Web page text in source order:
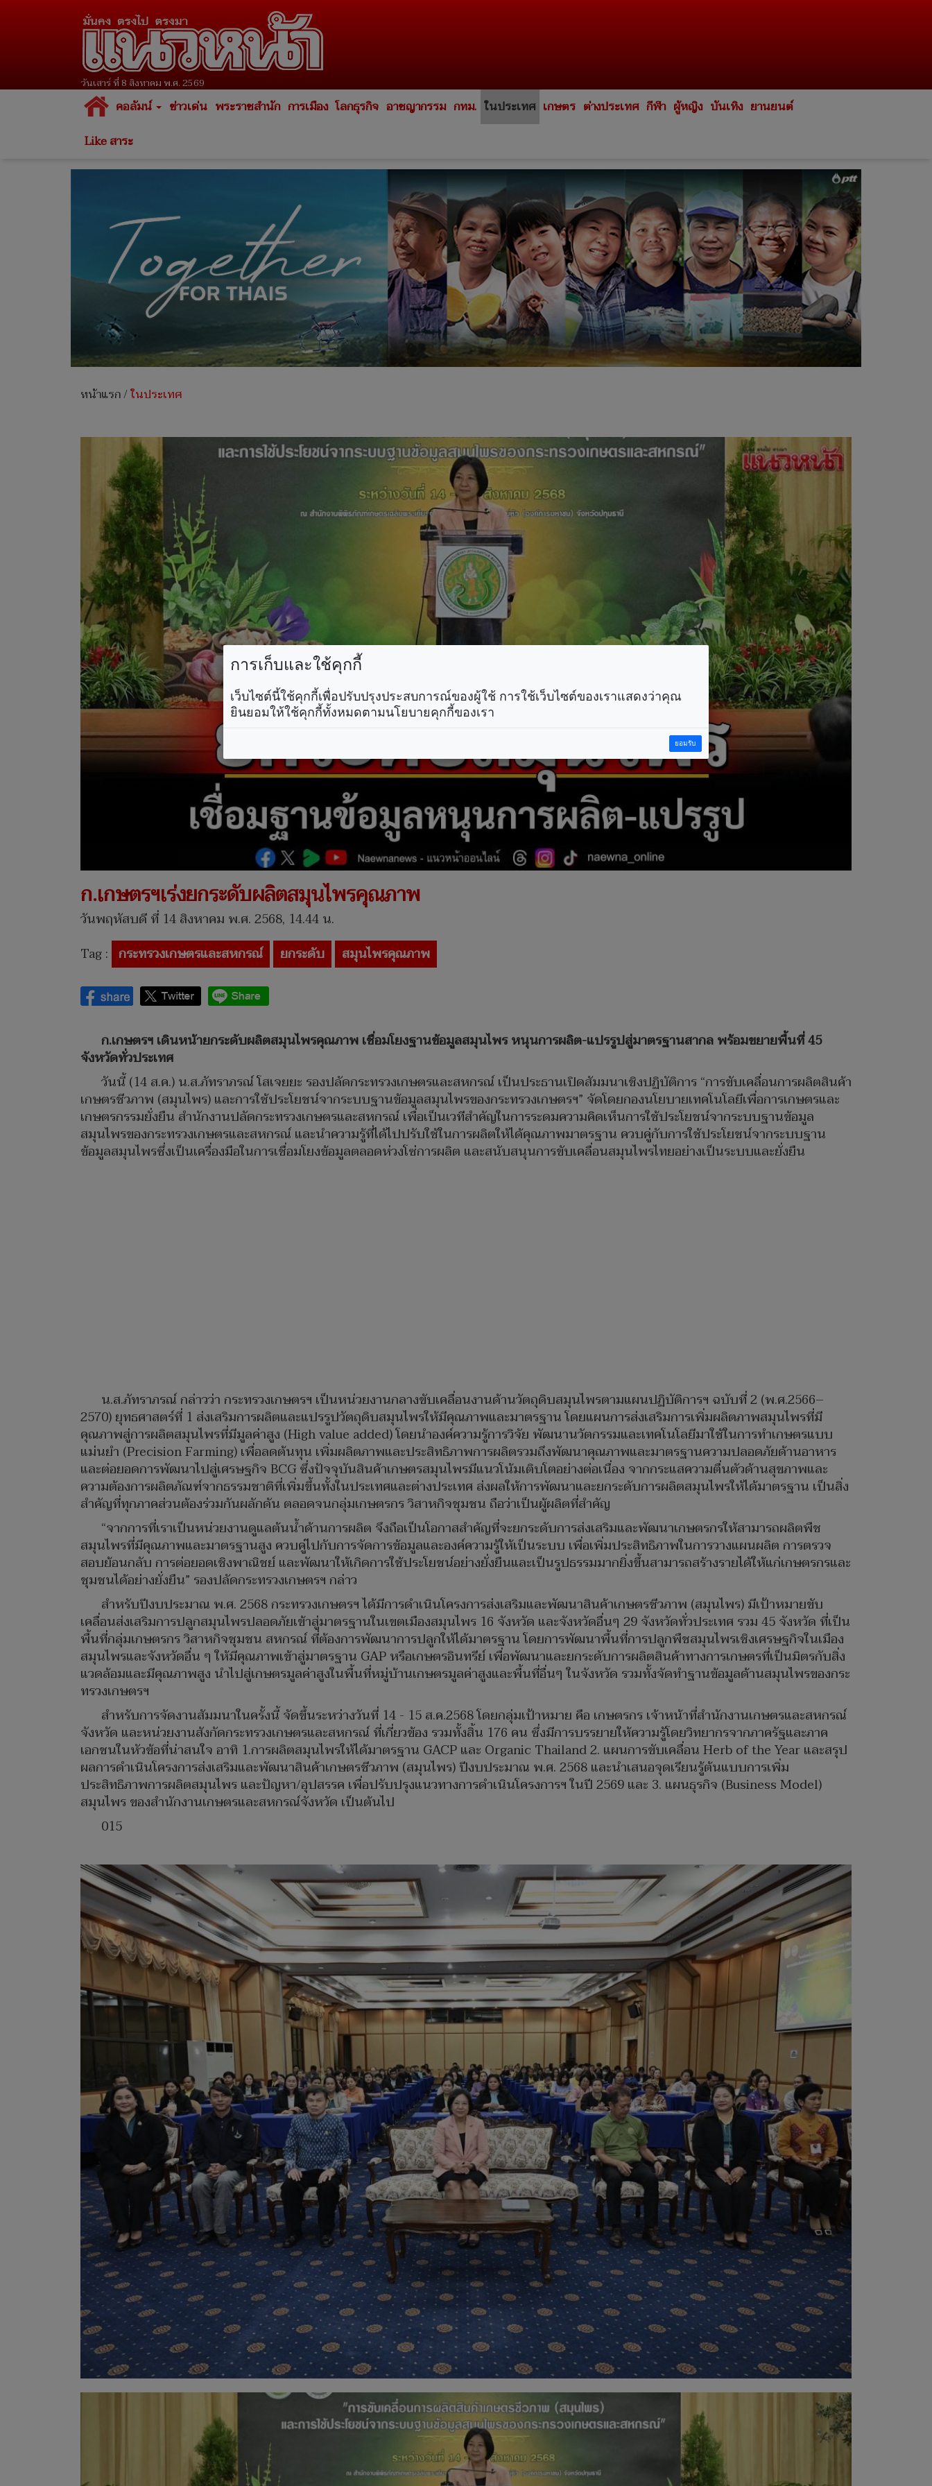
วันเสาร์ ที่ 8 สิงหาคม พ.ศ. 2569
คอลัมน์ ข่าวเด่น พระราชสำนัก การเมือง โลกธุรกิจ อาชญากรรม กทม. ในประเทศ เกษตร ต่างประเทศ กีฬา ผู้หญิง บันเทิง ยานยนต์
Like สาระ
หน้าแรก/ในประเทศ
ก.เกษตรฯเร่งยกระดับผลิตสมุนไพรคุณภาพ
วันพฤหัสบดี ที่ 14 สิงหาคม พ.ศ. 2568, 14.44 น.
Tag : กระทรวงเกษตรและสหกรณ์ ยกระดับ สมุนไพรคุณภาพ
ก.เกษตรฯ เดินหน้ายกระดับผลิตสมุนไพรคุณภาพ เชื่อมโยงฐานข้อมูลสมุนไพร หนุนการผลิต-แปรรูปสู่มาตรฐานสากล พร้อมขยายพื้นที่ 45
จังหวัดทั่วประเทศ
วันนี้ (14 ส.ค.) น.ส.ภัทราภรณ์ โสเจยยะ รองปลัดกระทรวงเกษตรและสหกรณ์ เป็นประธานเปิดสัมมนาเชิงปฏิบัติการ “การขับเคลื่อนการผลิตสินค้า
เกษตรชีวภาพ (สมุนไพร) และการใช้ประโยชน์จากระบบฐานข้อมูลสมุนไพรของกระทรวงเกษตรฯ” จัดโดยกองนโยบายเทคโนโลยีเพื่อการเกษตรและ
เกษตรกรรมยั่งยืน สำนักงานปลัดกระทรวงเกษตรและสหกรณ์ เพื่อเป็นเวทีสำคัญในการระดมความคิดเห็นการใช้ประโยชน์จากระบบฐานข้อมูล
สมุนไพรของกระทรวงเกษตรและสหกรณ์ และนำความรู้ที่ได้ไปปรับใช้ในการผลิตให้ได้คุณภาพมาตรฐาน ควบคู่กับการใช้ประโยชน์จากระบบฐาน
ข้อมูลสมุนไพรซึ่งเป็นเครื่องมือในการเชื่อมโยงข้อมูลตลอดห่วงโซ่การผลิต และสนับสนุนการขับเคลื่อนสมุนไพรไทยอย่างเป็นระบบและยั่งยืน
น.ส.ภัทราภรณ์ กล่าวว่า กระทรวงเกษตรฯ เป็นหน่วยงานกลางขับเคลื่อนงานด้านวัตถุดิบสมุนไพรตามแผนปฏิบัติการฯ ฉบับที่ 2 (พ.ศ.2566–
2570) ยุทธศาสตร์ที่ 1 ส่งเสริมการผลิตและแปรรูปวัตถุดิบสมุนไพรให้มีคุณภาพและมาตรฐาน โดยแผนการส่งเสริมการเพิ่มผลิตภาพสมุนไพรที่มี
คุณภาพสู่การผลิตสมุนไพรที่มีมูลค่าสูง (High value added) โดยนำองค์ความรู้การวิจัย พัฒนานวัตกรรมและเทคโนโลยีมาใช้ในการทำเกษตรแบบ
แม่นยำ (Precision Farming) เพื่อลดต้นทุน เพิ่มผลิตภาพและประสิทธิภาพการผลิตรวมถึงพัฒนาคุณภาพและมาตรฐานความปลอดภัยด้านอาหาร
และต่อยอดการพัฒนาไปสู่เศรษฐกิจ BCG ซึ่งปัจจุบันสินค้าเกษตรสมุนไพรมีแนวโน้มเติบโตอย่างต่อเนื่อง จากกระแสความตื่นตัวด้านสุขภาพและ
ความต้องการผลิตภัณฑ์จากธรรมชาติที่เพิ่มขึ้นทั้งในประเทศและต่างประเทศ ส่งผลให้การพัฒนาและยกระดับการผลิตสมุนไพรให้ได้มาตรฐาน เป็นสิ่ง
สำคัญที่ทุกภาคส่วนต้องร่วมกันผลักดัน ตลอดจนกลุ่มเกษตรกร วิสาหกิจชุมชน ถือว่าเป็นผู้ผลิตที่สำคัญ
“จากการที่เราเป็นหน่วยงานดูแลต้นน้ำด้านการผลิต จึงถือเป็นโอกาสสำคัญที่จะยกระดับการส่งเสริมและพัฒนาเกษตรกรให้สามารถผลิตพืช
สมุนไพรที่มีคุณภาพและมาตรฐานสูง ควบคู่ไปกับการจัดการข้อมูลและองค์ความรู้ให้เป็นระบบ เพื่อเพิ่มประสิทธิภาพในการวางแผนผลิต การตรวจ
สอบย้อนกลับ การต่อยอดเชิงพาณิชย์ และพัฒนาให้เกิดการใช้ประโยชน์อย่างยั่งยืนและเป็นรูปธรรมมากยิ่งขึ้นสามารถสร้างรายได้ให้แก่เกษตรกรและ
ชุมชนได้อย่างยั่งยืน” รองปลัดกระทรวงเกษตรฯ กล่าว
สำหรับปีงบประมาณ พ.ศ. 2568 กระทรวงเกษตรฯ ได้มีการดำเนินโครงการส่งเสริมและพัฒนาสินค้าเกษตรชีวภาพ (สมุนไพร) มีเป้าหมายขับ
เคลื่อนส่งเสริมการปลูกสมุนไพรปลอดภัยเข้าสู่มาตรฐานในเขตเมืองสมุนไพร 16 จังหวัด และจังหวัดอื่นๆ 29 จังหวัดทั่วประเทศ รวม 45 จังหวัด ที่เป็น
พื้นที่กลุ่มเกษตรกร วิสาหกิจชุมชน สหกรณ์ ที่ต้องการพัฒนาการปลูกให้ได้มาตรฐาน โดยการพัฒนาพื้นที่การปลูกพืชสมุนไพรเชิงเศรษฐกิจในเมือง
สมุนไพรและจังหวัดอื่น ๆ ให้มีคุณภาพเข้าสู่มาตรฐาน GAP หรือเกษตรอินทรีย์ เพื่อพัฒนาและยกระดับการผลิตสินค้าทางการเกษตรที่เป็นมิตรกับสิ่ง
แวดล้อมและมีคุณภาพสูง นำไปสู่เกษตรมูลค่าสูงในพื้นที่หมู่บ้านเกษตรมูลค่าสูงและพื้นที่อื่นๆ ในจังหวัด รวมทั้งจัดทำฐานข้อมูลด้านสมุนไพรของกระ
ทรวงเกษตรฯ
สำหรับการจัดงานสัมมนาในครั้งนี้ จัดขึ้นระหว่างวันที่ 14 - 15 ส.ค.2568 โดยกลุ่มเป้าหมาย คือ เกษตรกร เจ้าหน้าที่สำนักงานเกษตรและสหกรณ์
จังหวัด และหน่วยงานสังกัดกระทรวงเกษตรและสหกรณ์ ที่เกี่ยวข้อง รวมทั้งสิ้น 176 คน ซึ่งมีการบรรยายให้ความรู้โดยวิทยากรจากภาครัฐและภาค
เอกชนในหัวข้อที่น่าสนใจ อาทิ 1.การผลิตสมุนไพรให้ได้มาตรฐาน GACP และ Organic Thailand 2. แผนการขับเคลื่อน Herb of the Year และสรุป
ผลการดำเนินโครงการส่งเสริมและพัฒนาสินค้าเกษตรชีวภาพ (สมุนไพร) ปีงบประมาณ พ.ศ. 2568 และนำเสนอจุดเรียนรู้ต้นแบบการเพิ่ม
ประสิทธิภาพการผลิตสมุนไพร และปัญหา/อุปสรรค เพื่อปรับปรุงแนวทางการดำเนินโครงการฯ ในปี 2569 และ 3. แผนธุรกิจ (Business Model)
สมุนไพร ของสำนักงานเกษตรและสหกรณ์จังหวัด เป็นต้นไป
015
การเก็บและใช้คุกกี้
เว็บไซต์นี้ใช้คุกกี้เพื่อปรับปรุงประสบการณ์ของผู้ใช้ การใช้เว็บไซต์ของเราแสดงว่าคุณ
ยินยอมให้ใช้คุกกี้ทั้งหมดตามนโยบายคุกกี้ของเรา
ยอมรับ